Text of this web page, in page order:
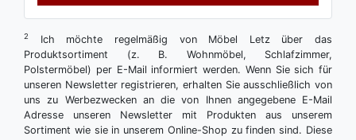
2
Ich möchte regelmäßig von Möbel Letz über das
Produktsortiment (z. B. Wohnmöbel, Schlafzimmer,
Polstermöbel) per E-Mail informiert werden. Wenn Sie sich für
unseren Newsletter registrieren, erhalten Sie ausschließlich von
uns zu Werbezwecken an die von Ihnen angegebene E-Mail
Adresse unseren Newsletter mit Produkten aus unserem
Sortiment wie sie in unserem Online-Shop zu finden sind. Diese